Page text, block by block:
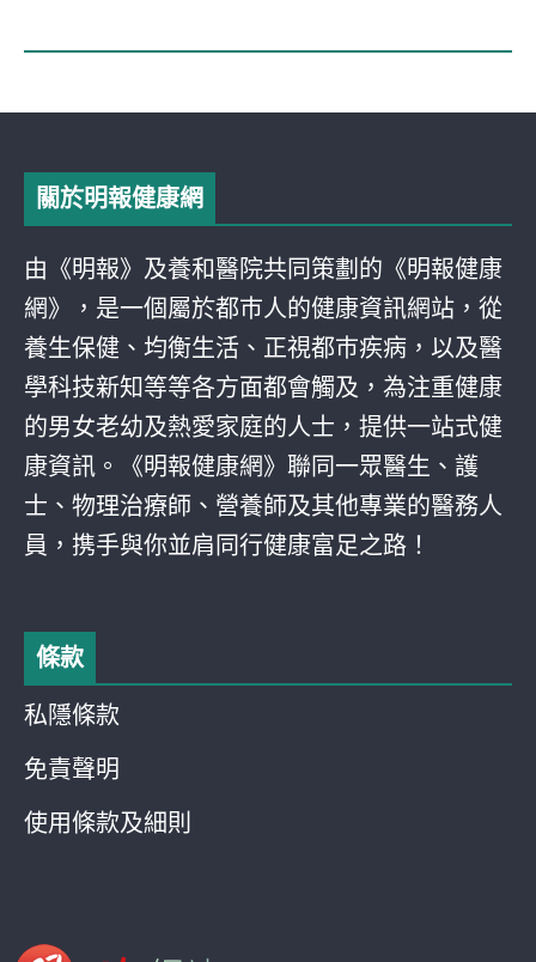
關於明報健康網
由《明報》及養和醫院共同策劃的《明報健康
網》，是一個屬於都巿人的健康資訊網站，從
養生保健、均衡生活、正視都巿疾病，以及醫
學科技新知等等各方面都會觸及，為注重健康
的男女老幼及熱愛家庭的人士，提供一站式健
康資訊。《明報健康網》聯同一眾醫生、護
士、物理治療師、營養師及其他專業的醫務人
員，携手與你並肩同行健康富足之路！
條款
私隱條款
免責聲明
使用條款及細則